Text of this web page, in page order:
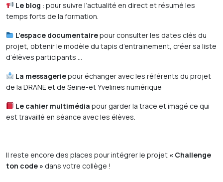
Le blog : pour suivre l’actualité en direct et résumé les
temps forts de la formation.
L’espace documentairepour consulter les dates clés du
projet, obtenir le modèle du tapis d’entrainement, créer sa liste
d’élèves participants …
La messageriepour échanger avec les référents du projet
de la DRANE et de Seine-et Yvelines numérique
Le cahier multimédia pour garder la trace et imagé ce qui
est travaillé en séance avec les élèves.
Il reste encore des places pour intégrer le projet « Challenge
ton code » dans votre collège !